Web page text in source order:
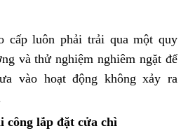
cấp luôn phải trải qua một quy
và thử nghiệm nghiêm ngặt để
vào hoạt động không xảy ra
lắp đặt cửa chì